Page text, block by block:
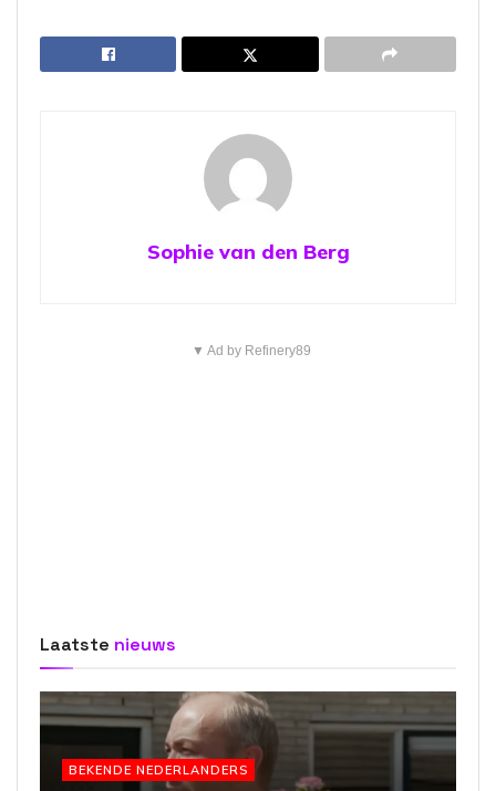
Sophie van den Berg
▼ Ad by Refinery89
Laatste nieuws
BEKENDE NEDERLANDERS